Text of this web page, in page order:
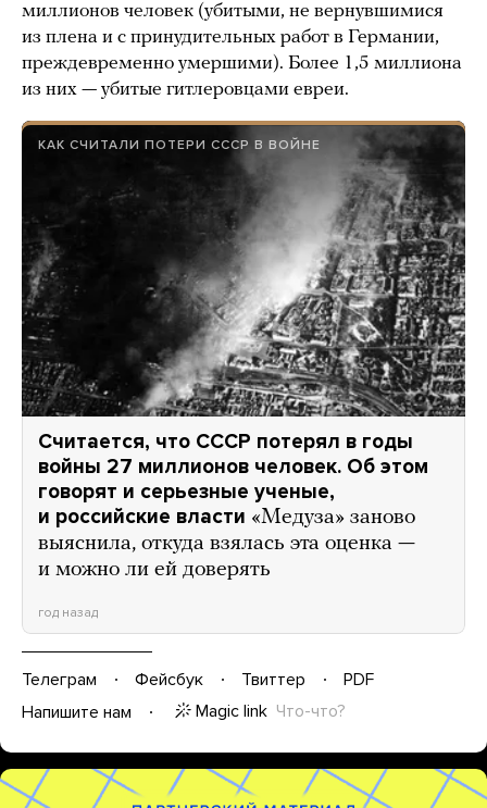
миллионов человек (убитыми, не вернувшимися
из плена и с принудительных работ в Германии,
преждевременно умершими). Более 1,5 миллиона
из них — убитые гитлеровцами евреи.
КАК СЧИТАЛИ ПОТЕРИ СССР В ВОЙНЕ
Считается, что СССР потерял в годы
войны 27 миллионов человек. Об этом
говорят и серьезные ученые,
и российские власти «Медуза» заново
выяснила, откуда взялась эта оценка —
и можно ли ей доверять
год назад
Телеграм Фейсбук Твиттер
PDF
Напишите нам
Magic link Что-что?